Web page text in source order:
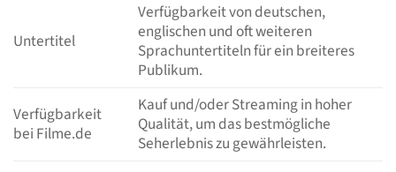
Untertitel
Verfügbarkeit von deutschen,
englischen und oft weiteren
Sprachuntertiteln für ein breiteres
Publikum.
Verfügbarkeit
bei Filme.de
Kauf und/oder Streaming in hoher
Qualität, um das bestmögliche
Seherlebnis zu gewährleisten.